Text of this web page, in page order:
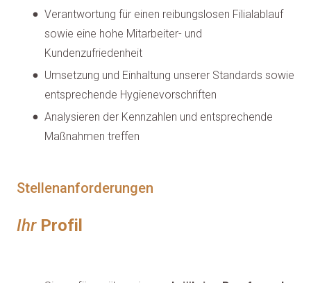
Verantwortung für einen reibungslosen Filialablauf
sowie eine hohe Mitarbeiter- und
Kundenzufriedenheit
Umsetzung und Einhaltung unserer Standards sowie
entsprechende Hygienevorschriften
Analysieren der Kennzahlen und entsprechende
Maßnahmen treffen
Stellenanforderungen
Ihr Profil